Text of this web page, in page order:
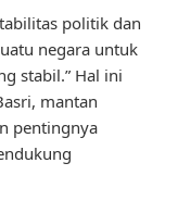
politik dan
negara untuk
stabil.” Hal ini
mantan
pentingnya